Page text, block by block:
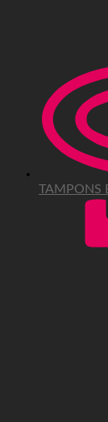
TAMPONS